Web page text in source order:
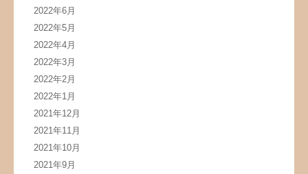
2022年6月
2022年5月
2022年4月
2022年3月
2022年2月
2022年1月
2021年12月
2021年11月
2021年10月
2021年9月